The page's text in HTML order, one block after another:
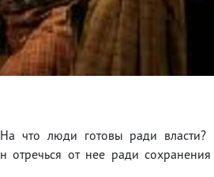
что люди готовы ради власти?
отречься от нее ради